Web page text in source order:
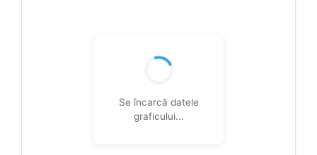
Se încarcă datele
graficului...